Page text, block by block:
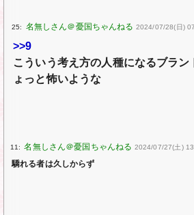
25: 2024/07/28(日)
>>9
こういう考え方の人種になるブラン
ょっと怖いような
11: 2024/07/27(土)
驕れる者は久しからず